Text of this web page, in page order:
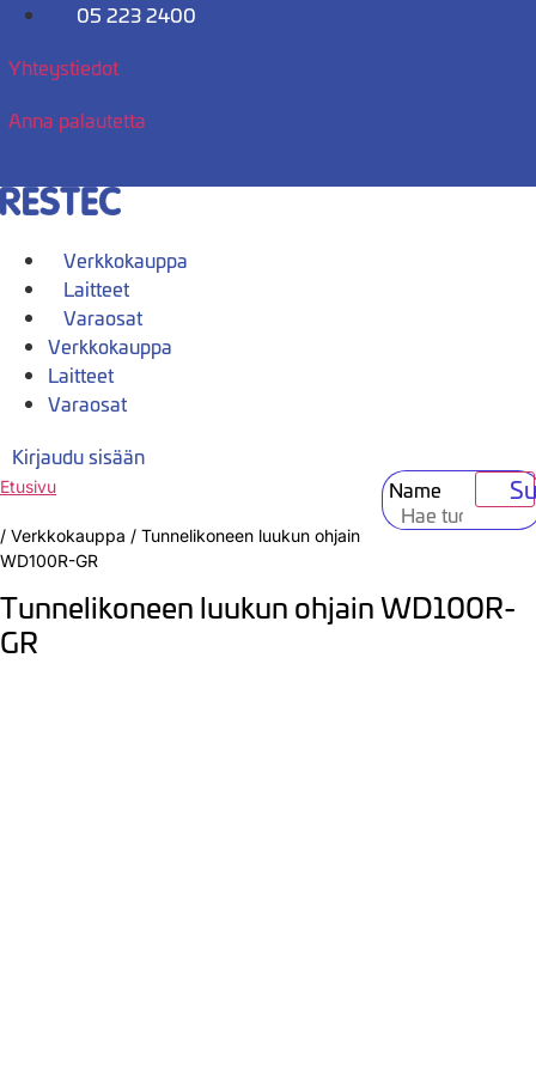
Mene
05 223 2400
Yhteystiedot
Anna palautetta
Verkkokauppa
Laitteet
Varaosat
Verkkokauppa
Laitteet
Varaosat
Kirjaudu sisään
Name
Etusivu
/ Verkkokauppa / Tunnelikoneen luukun ohjain
WD100R-GR
Tunnelikoneen luukun ohjain WD100R-
GR